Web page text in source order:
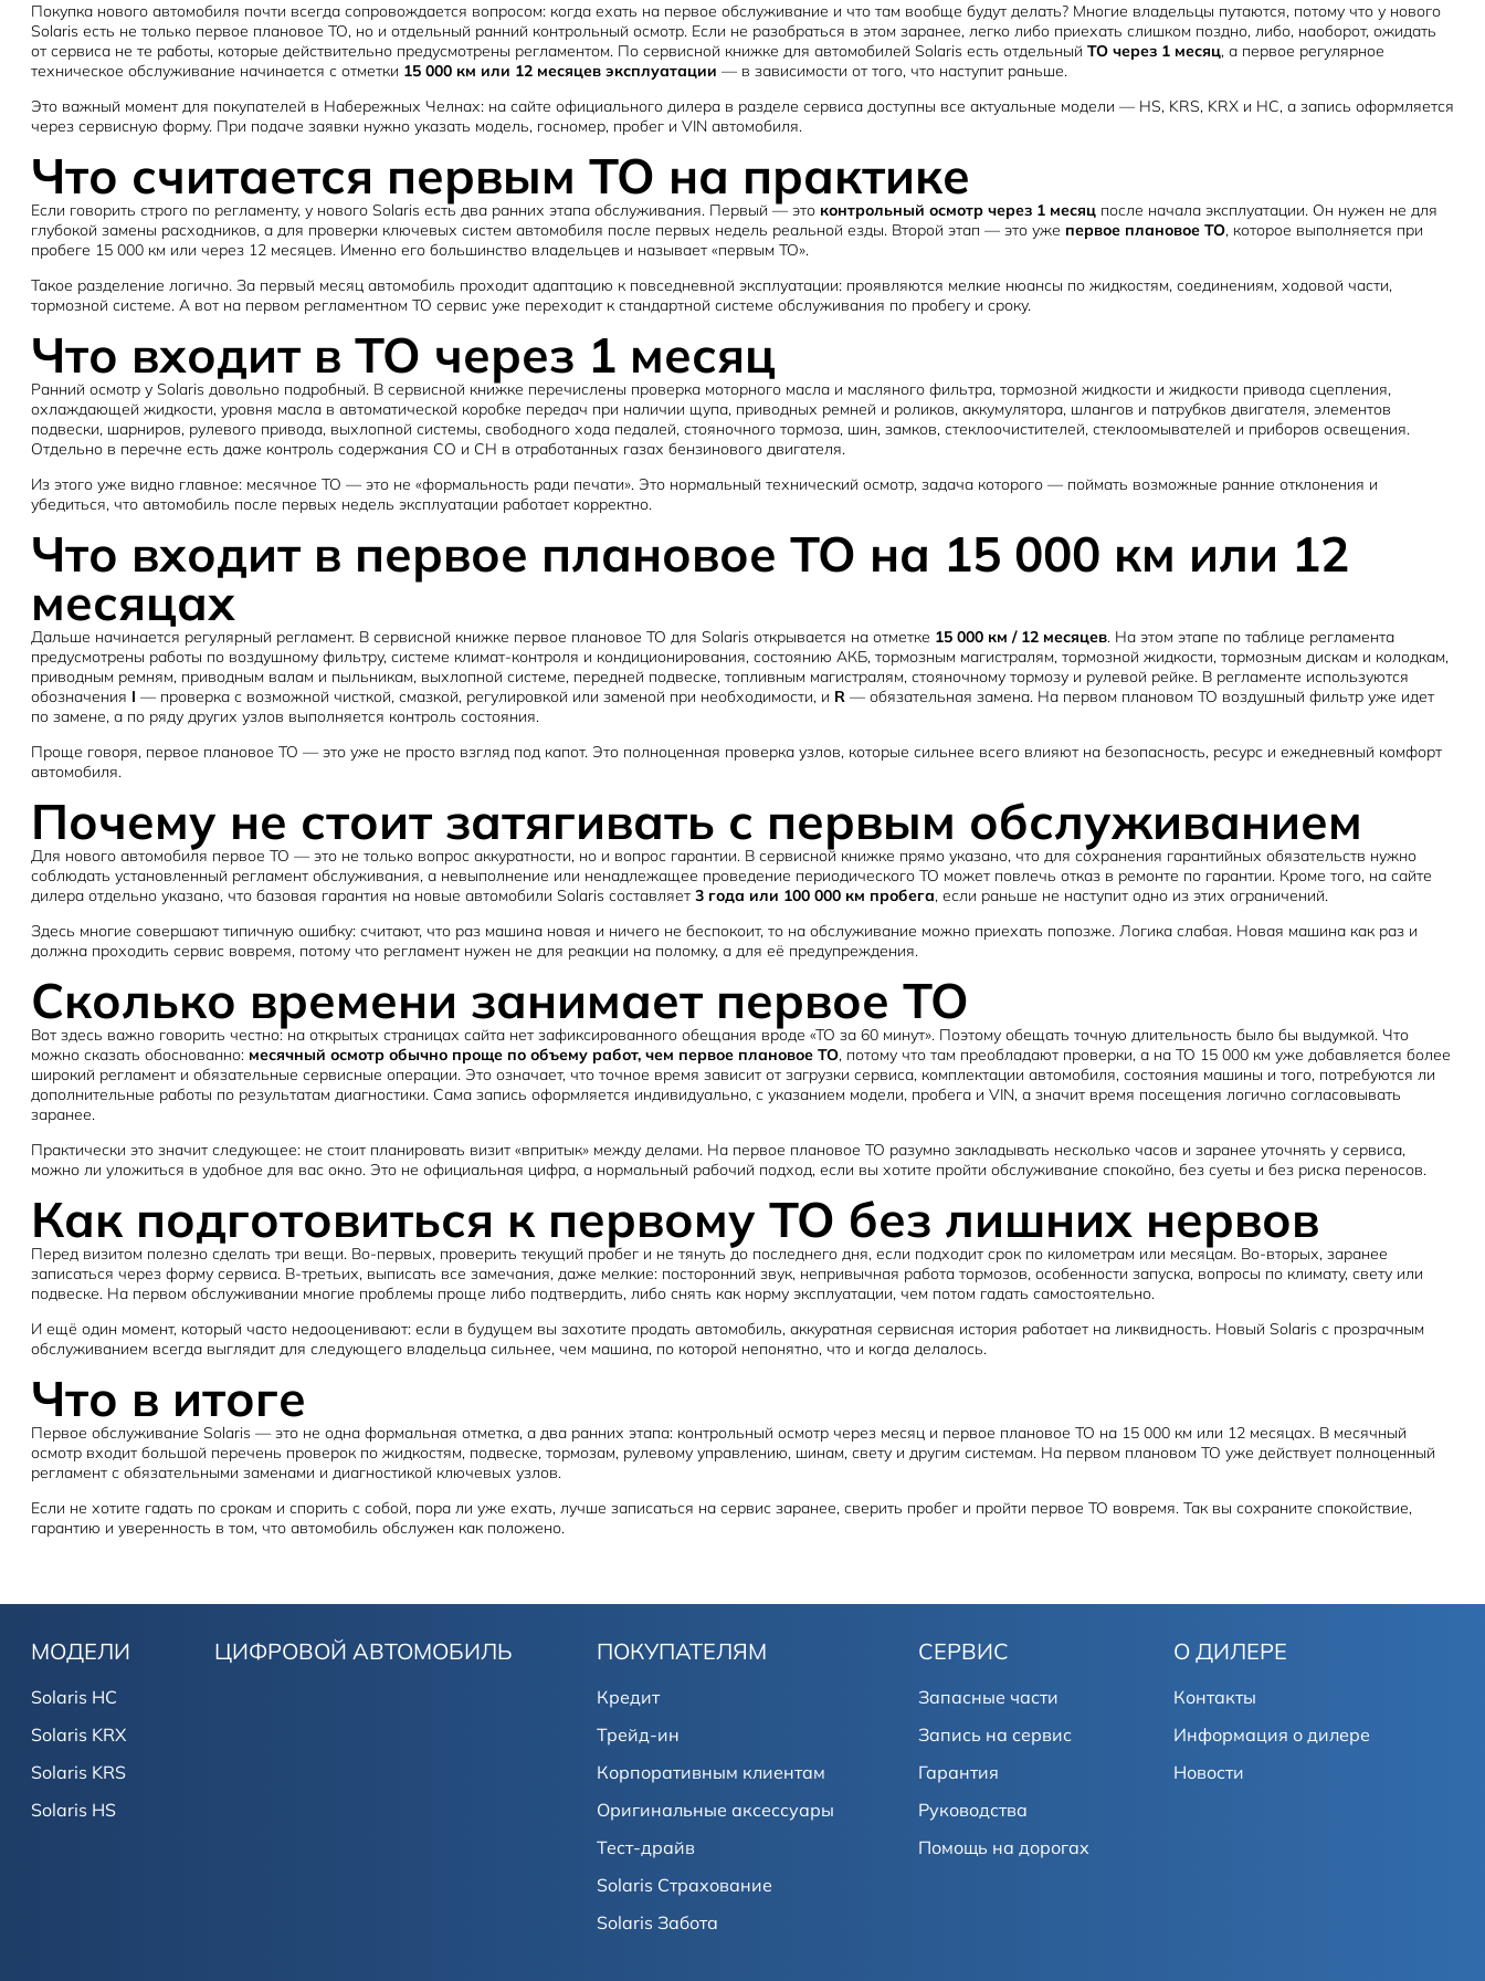
Покупка нового автомобиля почти всегда сопровождается вопросом: когда ехать на первое обслуживание и что там вообще будут делать? Многие владельцы путаются, потому что у нового
Solaris есть не только первое плановое ТО, но и отдельный ранний контрольный осмотр. Если не разобраться в этом заранее, легко либо приехать слишком поздно, либо, наоборот, ожидать
от сервиса не те работы, которые действительно предусмотрены регламентом. По сервисной книжке для автомобилей Solaris есть отдельный ТО через 1 месяц, а первое регулярное
техническое обслуживание начинается с отметки 15 000 км или 12 месяцев эксплуатации — в зависимости от того, что наступит раньше.
Это важный момент для покупателей в Набережных Челнах: на сайте официального дилера в разделе сервиса доступны все актуальные модели — HS, KRS, KRX и HC, а запись оформляется
через сервисную форму. При подаче заявки нужно указать модель, госномер, пробег и VIN автомобиля.
Что считается первым ТО на практике
Если говорить строго по регламенту, у нового Solaris есть два ранних этапа обслуживания. Первый — это контрольный осмотр через 1 месяц после начала эксплуатации. Он нужен не для
глубокой замены расходников, а для проверки ключевых систем автомобиля после первых недель реальной езды. Второй этап — это уже первое плановое ТО, которое выполняется при
пробеге 15 000 км или через 12 месяцев. Именно его большинство владельцев и называет «первым ТО».
Такое разделение логично. За первый месяц автомобиль проходит адаптацию к повседневной эксплуатации: проявляются мелкие нюансы по жидкостям, соединениям, ходовой части,
тормозной системе. А вот на первом регламентном ТО сервис уже переходит к стандартной системе обслуживания по пробегу и сроку.
Что входит в ТО через 1 месяц
Ранний осмотр у Solaris довольно подробный. В сервисной книжке перечислены проверка моторного масла и масляного фильтра, тормозной жидкости и жидкости привода сцепления,
охлаждающей жидкости, уровня масла в автоматической коробке передач при наличии щупа, приводных ремней и роликов, аккумулятора, шлангов и патрубков двигателя, элементов
подвески, шарниров, рулевого привода, выхлопной системы, свободного хода педалей, стояночного тормоза, шин, замков, стеклоочистителей, стеклоомывателей и приборов освещения.
Отдельно в перечне есть даже контроль содержания CO и CH в отработанных газах бензинового двигателя.
Из этого уже видно главное: месячное ТО — это не «формальность ради печати». Это нормальный технический осмотр, задача которого — поймать возможные ранние отклонения и
убедиться, что автомобиль после первых недель эксплуатации работает корректно.
Что входит в первое плановое ТО на 15 000 км или 12
месяцах
Дальше начинается регулярный регламент. В сервисной книжке первое плановое ТО для Solaris открывается на отметке 15 000 км / 12 месяцев. На этом этапе по таблице регламента
предусмотрены работы по воздушному фильтру, системе климат-контроля и кондиционирования, состоянию АКБ, тормозным магистралям, тормозной жидкости, тормозным дискам и колодкам,
приводным ремням, приводным валам и пыльникам, выхлопной системе, передней подвеске, топливным магистралям, стояночному тормозу и рулевой рейке. В регламенте используются
обозначения I — проверка с возможной чисткой, смазкой, регулировкой или заменой при необходимости, и R — обязательная замена. На первом плановом ТО воздушный фильтр уже идет
по замене, а по ряду других узлов выполняется контроль состояния.
Проще говоря, первое плановое ТО — это уже не просто взгляд под капот. Это полноценная проверка узлов, которые сильнее всего влияют на безопасность, ресурс и ежедневный комфорт
автомобиля.
Почему не стоит затягивать с первым обслуживанием
Для нового автомобиля первое ТО — это не только вопрос аккуратности, но и вопрос гарантии. В сервисной книжке прямо указано, что для сохранения гарантийных обязательств нужно
соблюдать установленный регламент обслуживания, а невыполнение или ненадлежащее проведение периодического ТО может повлечь отказ в ремонте по гарантии. Кроме того, на сайте
дилера отдельно указано, что базовая гарантия на новые автомобили Solaris составляет3 года или 100 000 км пробега, если раньше не наступит одно из этих ограничений.
Здесь многие совершают типичную ошибку: считают, что раз машина новая и ничего не беспокоит, то на обслуживание можно приехать попозже. Логика слабая. Новая машина как раз и
должна проходить сервис вовремя, потому что регламент нужен не для реакции на поломку, а для её предупреждения.
Сколько времени занимает первое ТО
Вот здесь важно говорить честно: на открытых страницах сайта нет зафиксированного обещания вроде «ТО за 60 минут». Поэтому обещать точную длительность было бы выдумкой. Что
можно сказать обоснованно: месячный осмотр обычно проще по объему работ, чем первое плановое ТО, потому что там преобладают проверки, а на ТО 15 000 км уже добавляется более
широкий регламент и обязательные сервисные операции. Это означает, что точное время зависит от загрузки сервиса, комплектации автомобиля, состояния машины и того, потребуются ли
дополнительные работы по результатам диагностики. Сама запись оформляется индивидуально, с указанием модели, пробега и VIN, а значит время посещения логично согласовывать
заранее.
Практически это значит следующее: не стоит планировать визит «впритык» между делами. На первое плановое ТО разумно закладывать несколько часов и заранее уточнять у сервиса,
можно ли уложиться в удобное для вас окно. Это не официальная цифра, а нормальный рабочий подход, если вы хотите пройти обслуживание спокойно, без суеты и без риска переносов.
Как подготовиться к первому ТО без лишних нервов
Перед визитом полезно сделать три вещи. Во-первых, проверить текущий пробег и не тянуть до последнего дня, если подходит срок по километрам или месяцам. Во-вторых, заранее
записаться через форму сервиса. В-третьих, выписать все замечания, даже мелкие: посторонний звук, непривычная работа тормозов, особенности запуска, вопросы по климату, свету или
подвеске. На первом обслуживании многие проблемы проще либо подтвердить, либо снять как норму эксплуатации, чем потом гадать самостоятельно.
И ещё один момент, который часто недооценивают: если в будущем вы захотите продать автомобиль, аккуратная сервисная история работает на ликвидность. Новый Solaris с прозрачным
обслуживанием всегда выглядит для следующего владельца сильнее, чем машина, по которой непонятно, что и когда делалось.
Что в итоге
Первое обслуживание Solaris — это не одна формальная отметка, а два ранних этапа: контрольный осмотр через месяц и первое плановое ТО на 15 000 км или 12 месяцах. В месячный
осмотр входит большой перечень проверок по жидкостям, подвеске, тормозам, рулевому управлению, шинам, свету и другим системам. На первом плановом ТО уже действует полноценный
регламент с обязательными заменами и диагностикой ключевых узлов.
Если не хотите гадать по срокам и спорить с собой, пора ли уже ехать, лучше записаться на сервис заранее, сверить пробег и пройти первое ТО вовремя. Так вы сохраните спокойствие,
гарантию и уверенность в том, что автомобиль обслужен как положено.
МОДЕЛИ
Solaris HC
Solaris KRX
Solaris KRS
Solaris HS
ЦИФРОВОЙ АВТОМОБИЛЬ ПОКУПАТЕЛЯМ
Кредит
Трейд-ин
Корпоративным клиентам
Оригинальные аксессуары
Тест-драйв
Solaris Страхование
Solaris Забота
СЕРВИС
Запасные части
Запись на сервис
Гарантия
Руководства
Помощь на дорогах
О ДИЛЕРЕ
Контакты
Информация о дилере
Новости